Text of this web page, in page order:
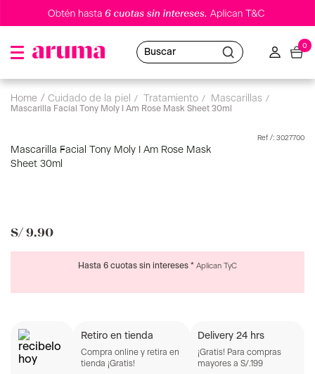
Buscar
0
cuidado de la piel tratamiento mascarillas
Mascarilla Facial Tony Moly I Am Rose Mask Sheet 30ml
: 3027700
Mascarilla Facial Tony Moly I Am Rose Mask
Sheet 30ml
S/ 9.90
Hasta 6 cuotas sin intereses * Aplican TyC
Retiro en tienda
Compra online y retira en
tienda ¡Gratis!
Delivery 24 hrs
¡Gratis! Para compras
mayores a S/.199